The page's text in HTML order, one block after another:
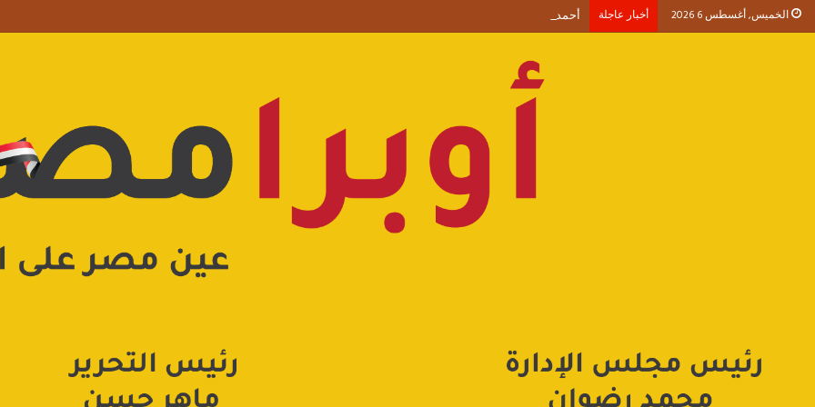
الخميس, أغسطس 6 2026 أخبار عاجلة أحمد طنطاوي يكتب حين يصبح الوجود علامة استفهام